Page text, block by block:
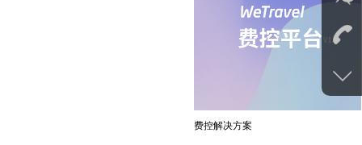
费控解决方案